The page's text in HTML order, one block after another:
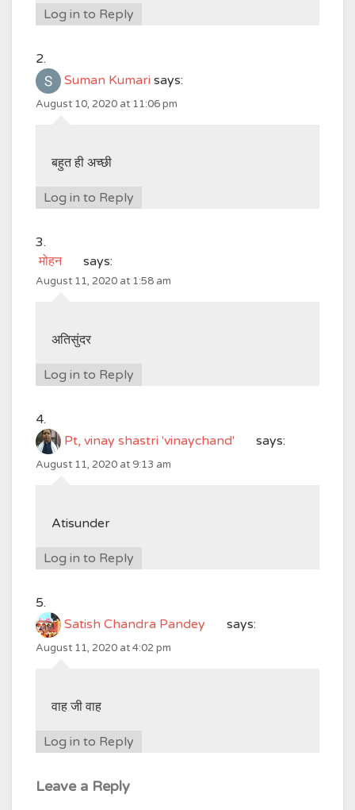
Log in to Reply
Suman Kumari says:
August 10, 2020 at 11:06 pm
बहुत ही अच्छी
Log in to Reply
मोहन says:
August 11, 2020 at 1:58 am
अतिसुंदर
Log in to Reply
Pt, vinay shastri 'vinaychand' says:
August 11, 2020 at 9:13 am
Atisunder
Log in to Reply
Satish Chandra Pandey says:
August 11, 2020 at 4:02 pm
वाह जी वाह
Log in to Reply
Leave a Reply